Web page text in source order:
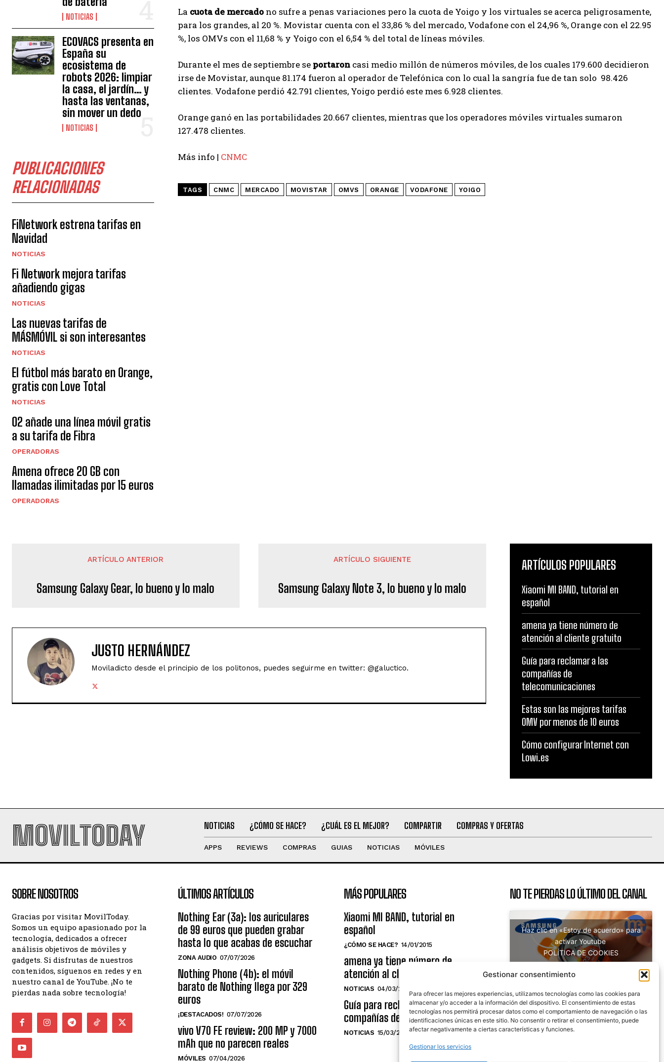
Gestionar consentimiento
Para ofrecer las mejores experiencias, utilizamos tecnologías como las cookies para
almacenar y/o acceder a la información del dispositivo. El consentimiento de estas
tecnologías nos permitirá procesar datos como el comportamiento de navegación o las
identificaciones únicas en este sitio. No consentir o retirar el consentimiento, puede
afectar negativamente a ciertas características y funciones.
Gestionar los servicios
NOTICIAS
ECOVACS presenta en
España su
ecosistema de
robots 2026: limpiar
la casa, el jardín… y
hasta las ventanas,
sin mover un dedo
NOTICIAS
PUBLICACIONES
RELACIONADAS
FiNetwork estrena tarifas en
Navidad
NOTICIAS
Fi Network mejora tarifas
añadiendo gigas
NOTICIAS
Las nuevas tarifas de
MÁSMÓVIL si son interesantes
NOTICIAS
El fútbol más barato en Orange,
gratis con Love Total
NOTICIAS
O2 añade una línea móvil gratis
a su tarifa de Fibra
OPERADORAS
Amena ofrece 20 GB con
llamadas ilimitadas por 15 euros
OPERADORAS
La cuota de mercado no sufre a penas variaciones pero la cuota de Yoigo y los virtuales se acerca peligrosamente,
para los grandes, al 20 %. Movistar cuenta con el 33,86 % del mercado, Vodafone con el 24,96 %, Orange con el 22.95
%, los OMVs con el 11,68 % y Yoigo con el 6,54 % del total de líneas móviles.
Durante el mes de septiembre se portaron casi medio millón de números móviles, de los cuales 179.600 decidieron
irse de Movistar, aunque 81.174 fueron al operador de Telefónica con lo cual la sangría fue de tan solo 98.426
clientes. Vodafone perdió 42.791 clientes, Yoigo perdió este mes 6.928 clientes.
Orange ganó en las portabilidades 20.667 clientes, mientras que los operadores móviles virtuales sumaron
127.478 clientes.
Más info | CNMC
TAGS CNMC MERCADO MOVISTAR OMVS ORANGE VODAFONE YOIGO
ARTÍCULO ANTERIOR
Samsung Galaxy Gear, lo bueno y lo malo
ARTÍCULO SIGUIENTE
Samsung Galaxy Note 3, lo bueno y lo malo
JUSTO HERNÁNDEZ
Moviladicto desde el principio de los politonos, puedes seguirme en twitter: @galuctico.
ARTÍCULOS POPULARES
Xiaomi MI BAND, tutorial en
español
amena ya tiene número de
atención al cliente gratuito
Guía para reclamar a las
compañías de
telecomunicaciones
Estas son las mejores tarifas
OMV por menos de 10 euros
Cómo configurar Internet con
Lowi.es
MOVILTODAY NOTICIAS ¿CÓMO SE HACE? ¿CUÁL ES EL MEJOR? COMPARTIR COMPRAS Y OFERTAS
APPS REVIEWS COMPRAS GUIAS NOTICIAS MÓVILES
SOBRE NOSOTROS
Gracias por visitar MovilToday.
Somos un equipo apasionado por la
tecnología, dedicados a ofrecer
análisis objetivos de móviles y
gadgets. Si disfrutas de nuestros
contenidos, síguenos en redes y en
nuestro canal de YouTube. ¡No te
pierdas nada sobre tecnología!
ÚLTIMOS ARTÍCULOS
Nothing Ear (3a): los auriculares
de 99 euros que pueden grabar
hasta lo que acabas de escuchar
ZONA AUDIO 07/07/2026
Nothing Phone (4b): el móvil
barato de Nothing llega por 329
euros
¡DESTACADOS! 07/07/2026
vivo V70 FE review: 200 MP y 7000
mAh que no parecen reales
MÓVILES 07/04/2026
MÁS POPULARES
Xiaomi MI BAND, tutorial en
español
¿CÓMO SE HACE? 14/01/2015
amena ya tiene número de
atención al cliente gratuito
NOTICIAS 04/03/2014
Guía para reclamar a las
compañías de telecomunicaciones
NOTICIAS 15/03/2009
NO TE PIERDAS LO ÚLTIMO DEL CANAL
Haz clic en «Estoy de acuerdo» para
activar Youtube
POLÍTICA DE COOKIES
Estoy de acuerdo